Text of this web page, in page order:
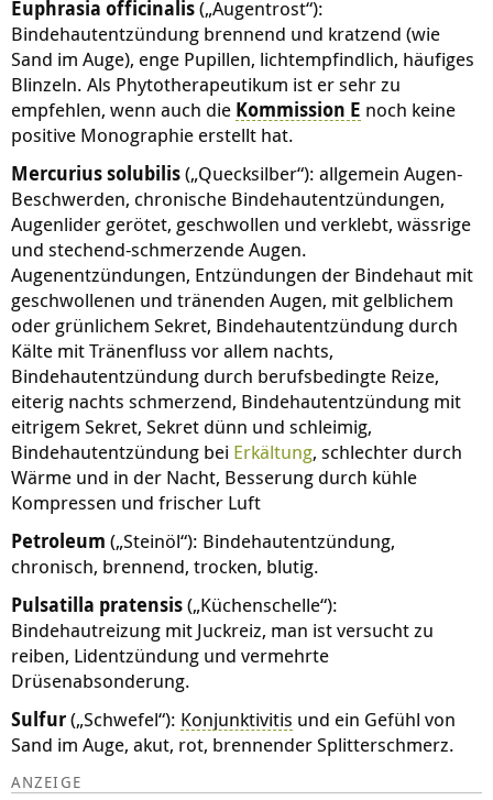
Euphrasia officinalis(„Augentrost“):
Bindehautentzündung brennend und kratzend (wie
Sand im Auge), enge Pupillen, lichtempfindlich, häufiges
Blinzeln. Als Phytotherapeutikum ist er sehr zu
empfehlen, wenn auch die Kommission E noch keine
positive Monographie erstellt hat.
Mercurius solubilis(„Quecksilber“): allgemein Augen-
Beschwerden, chronische Bindehautentzündungen,
Augenlider gerötet, geschwollen und verklebt, wässrige
und stechend-schmerzende Augen.
Augenentzündungen, Entzündungen der Bindehaut mit
geschwollenen und tränenden Augen, mit gelblichem
oder grünlichem Sekret, Bindehautentzündung durch
Kälte mit Tränenfluss vor allem nachts,
Bindehautentzündung durch berufsbedingte Reize,
eiterig nachts schmerzend, Bindehautentzündung mit
eitrigem Sekret, Sekret dünn und schleimig,
Bindehautentzündung bei Erkältung, schlechter durch
Wärme und in der Nacht, Besserung durch kühle
Kompressen und frischer Luft
Petroleum („Steinöl“): Bindehautentzündung,
chronisch, brennend, trocken, blutig.
Pulsatilla pratensis(„Küchenschelle“):
Bindehautreizung mit Juckreiz, man ist versucht zu
reiben, Lidentzündung und vermehrte
Drüsenabsonderung.
Sulfur(„Schwefel“): Konjunktivitis und ein Gefühl von
Sand im Auge, akut, rot, brennender Splitterschmerz.